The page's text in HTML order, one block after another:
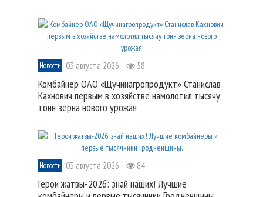
Новости 03 августа 2026 58
Комбайнер ОАО «Щучинагропродукт» Станислав
Кахнович первым в хозяйстве намолотил тысячу
тонн зерна нового урожая
Новости 03 августа 2026 84
Герои жатвы-2026: знай наших! Лучшие